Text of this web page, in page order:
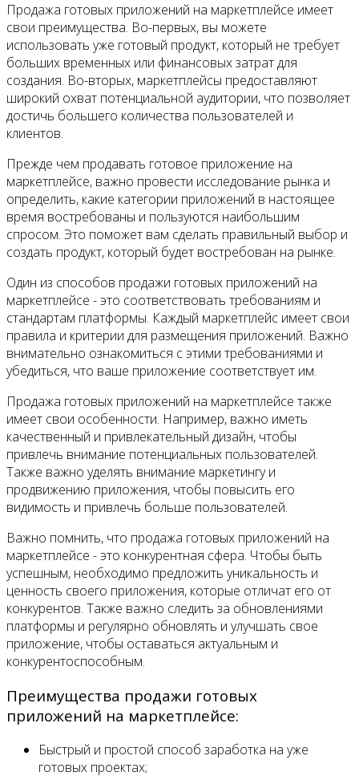
Продажа готовых приложений на маркетплейсе имеет
свои преимущества. Во-первых, вы можете
использовать уже готовый продукт, который не требует
больших временных или финансовых затрат для
создания. Во-вторых, маркетплейсы предоставляют
широкий охват потенциальной аудитории, что позволяет
достичь большего количества пользователей и
клиентов.
Прежде чем продавать готовое приложение на
маркетплейсе, важно провести исследование рынка и
определить, какие категории приложений в настоящее
время востребованы и пользуются наибольшим
спросом. Это поможет вам сделать правильный выбор и
создать продукт, который будет востребован на рынке.
Один из способов продажи готовых приложений на
маркетплейсе - это соответствовать требованиям и
стандартам платформы. Каждый маркетплейс имеет свои
правила и критерии для размещения приложений. Важно
внимательно ознакомиться с этими требованиями и
убедиться, что ваше приложение соответствует им.
Продажа готовых приложений на маркетплейсе также
имеет свои особенности. Например, важно иметь
качественный и привлекательный дизайн, чтобы
привлечь внимание потенциальных пользователей.
Также важно уделять внимание маркетингу и
продвижению приложения, чтобы повысить его
видимость и привлечь больше пользователей.
Важно помнить, что продажа готовых приложений на
маркетплейсе - это конкурентная сфера. Чтобы быть
успешным, необходимо предложить уникальность и
ценность своего приложения, которые отличат его от
конкурентов. Также важно следить за обновлениями
платформы и регулярно обновлять и улучшать свое
приложение, чтобы оставаться актуальным и
конкурентоспособным.
Преимущества продажи готовых
приложений на маркетплейсе:
Быстрый и простой способ заработка на уже
готовых проектах;